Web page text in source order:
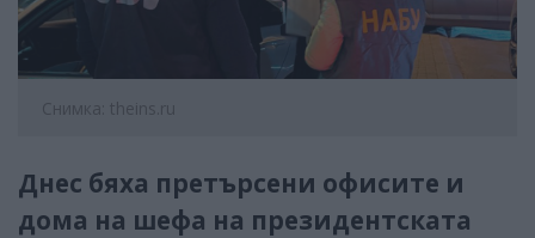
Снимка: theins.ru
Днес бяха претърсени офисите и
дома на шефа на президентската